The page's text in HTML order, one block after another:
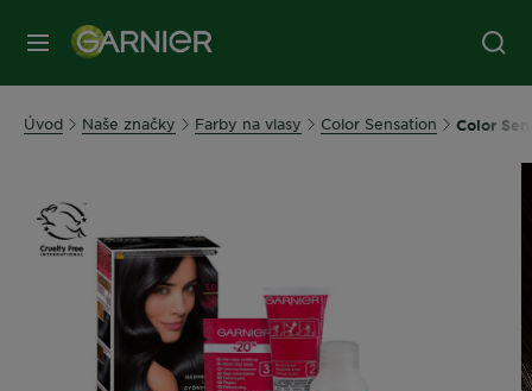
Úvod Naše značky Farby na vlasy Color Sensation Color